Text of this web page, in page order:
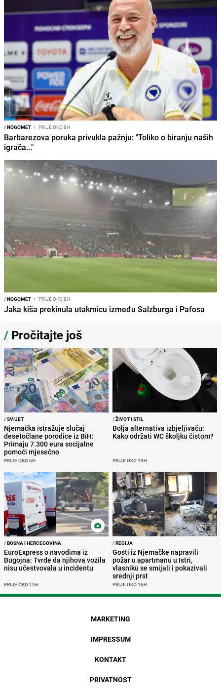
/NOGOMET I PRIJE OKO 8H
Barbarezova poruka privukla pažnju: "Toliko o biranju naših
igrača..."
/NOGOMET I PRIJE OKO 8H
Jaka kiša prekinula utakmicu između Salzburga i Pafosa
/ Pročitajte još
/SVIJET
Njemačka istražuje slučaj
desetočlane porodice iz BiH:
Primaju 7.300 eura socijalne
pomoći mjesečno
PRIJE OKO 6H
/ŽIVOT I STIL
Bolja alternativa izbjeljivaču:
Kako održati WC školjku čistom?
PRIJE OKO 19H
/BOSNA I HERCEGOVINA
EuroExpress o navodima iz
Bugojna: Tvrde da njihova vozila
nisu učestvovala u incidentu
PRIJE OKO 15H
/REGIJA
Gosti iz Njemačke napravili
požar u apartmanu u Istri,
vlasniku se smijali i pokazivali
srednji prst
PRIJE OKO 16H
MARKETING
IMPRESSUM
KONTAKT
PRIVATNOST